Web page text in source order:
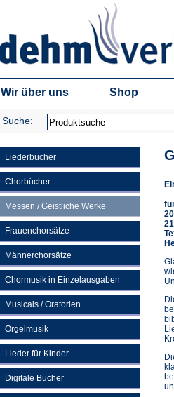
Wir über uns Shop
Suche:
Liederbücher
Chorbücher
Messen / Geistliche Werke
Frauenchorsätze
Männerchorsätze
Chormusik in Einzelausgaben
Musicals / Oratorien
Orgelmusik
Lieder für Kinder
Digitale Bücher